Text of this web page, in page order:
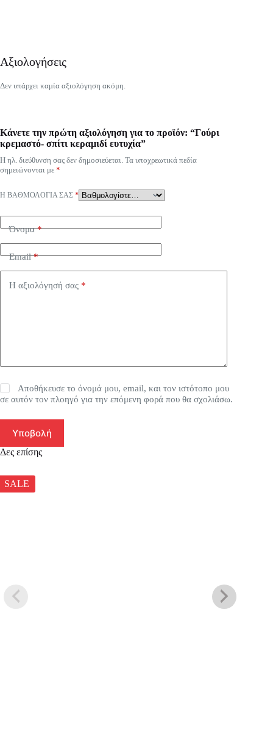
Αξιολογήσεις
Δεν υπάρχει καμία αξιολόγηση ακόμη.
Κάνετε την πρώτη αξιολόγηση για το προϊόν: “Γούρι
κρεμαστό- σπίτι κεραμιδί ευτυχία”
Η ηλ. διεύθυνση σας δεν δημοσιεύεται. Τα υποχρεωτικά πεδία
σημειώνονται με *
Η ΒΑΘΜΟΛΟΓΊΑ ΣΑΣ *
Όνομα*
Email*
Η αξιολόγησή σας *
Αποθήκευσε το όνομά μου, email, και τον ιστότοπο μου
σε αυτόν τον πλοηγό για την επόμενη φορά που θα σχολιάσω.
Υποβολή
Δες επίσης
SALE